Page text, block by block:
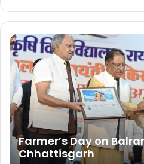
Farmer’s Day on
Chhattisgarh